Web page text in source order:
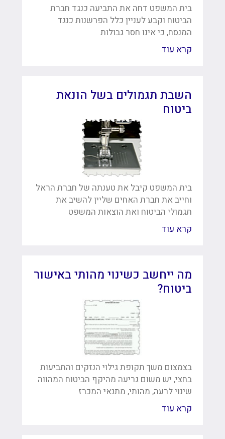
בית המשפט דחה את התביעה כנגד חברת
הביטוח וקבע לעניין כלל הפרשנות כנגד
המנסח, כי אינו חסר גבולות
קרא עוד
השבת תגמולים בשל הונאת
ביטוח
בית המשפט קיבל את טענתה של חברת הראל
וחייב את חברת האחים שליין להשיב את
תגמולי הביטוח ואת הוצאות המשפט
קרא עוד
מה ייחשב כשינוי מהותי באישור
ביטוח?
בצמצום משך תקופת גילוי הנזקים והתביעות
בחצי, יש משום גריעה מהיקף הביטוח המהווה
שינוי לרעה, מהותי, מתנאי המכרז
קרא עוד